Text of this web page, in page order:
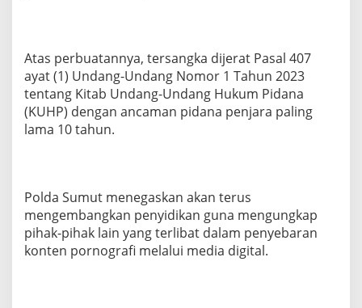
Atas perbuatannya, tersangka dijerat Pasal 407
ayat (1) Undang-Undang Nomor 1 Tahun 2023
tentang Kitab Undang-Undang Hukum Pidana
(KUHP) dengan ancaman pidana penjara paling
lama 10 tahun.
Polda Sumut menegaskan akan terus
mengembangkan penyidikan guna mengungkap
pihak-pihak lain yang terlibat dalam penyebaran
konten pornografi melalui media digital.